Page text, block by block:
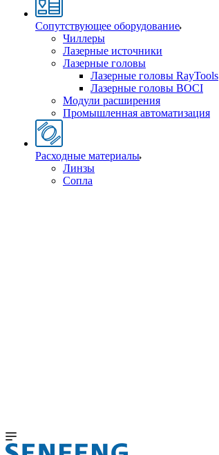
Сопутствующее оборудование
Чиллеры
Лазерные источники
Лазерные головы
Лазерные головы RayTools
Лазерные головы BOCI
Модули расширения
Промышленная автоматизация
Расходные материалы
Линзы
Сопла